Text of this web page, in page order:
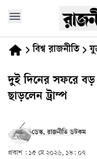
বিশ্ব রাজনীতি
দুই দিনের সফরে বড়
ছাড়লেন ট্রাম্প
ডেস্ক, রাজনীতি ডটকম
প্রকাশ : ১৫ মে ২০২৬, ১৮: ০৭